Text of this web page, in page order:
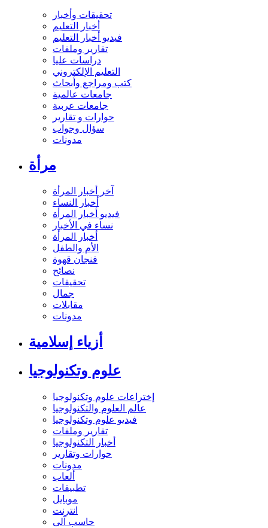
تحقيقات وأخبار
أخبار التعليم
فيديو أخبار التعليم
تقارير وملفات
دراسات عليا
التعليم الإلكتروني
كتب ومراجع وأبحاث
جامعات عالمية
جامعات عربية
حوارات و تقارير
سؤال وجواب
مدونات
مرأة
آخر أخبار المرأة
أخبار النساء
فيديو أخبار المرأة
نساء في الأخبار
أخبار المرأة
الأم والطفل
فنجان قهوة
نصائح
تحقيقات
جمال
مقابلات
مدونات
أزياء إسلامية
علوم وتكنولوجيا
إختراعات علوم وتكنولوجيا
عالم العلوم والتكنولوجيا
فيديو علوم وتكنولوجيا
تقارير وملفات
أخبار التكنولوجيا
حوارات وتقارير
مدونات
ألعاب
تطبيقات
موبايل
انترنت
حاسب آلى